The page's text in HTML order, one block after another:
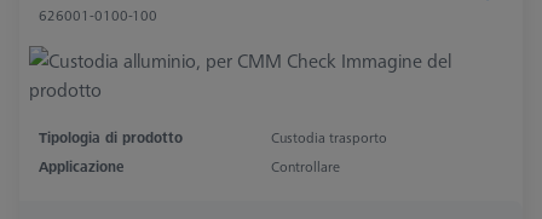
626001-0100-100
Tipologia di prodotto
Custodia trasporto
Applicazione
Controllare